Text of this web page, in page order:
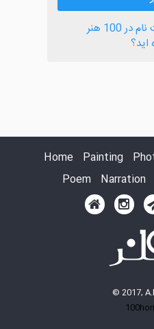
در 100 هنر
اید؟
Home Painting
Poem
Narration
© 2017,